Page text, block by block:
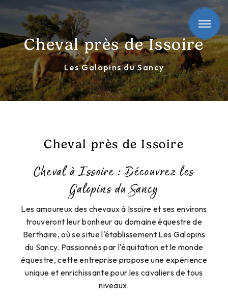
Cheval près de Issoire
Les Galopins du Sancy
Cheval près de Issoire
Cheval à Issoire : Découvrez les
Galopins du Sancy
Les amoureux des chevaux à Issoire et ses environs
trouveront leur bonheur au domaine équestre de
Berthaire, où se situe l'établissement Les Galopins
du Sancy. Passionnés par l'équitation et le monde
équestre, cette entreprise propose une expérience
unique et enrichissante pour les cavaliers de tous
niveaux.
Panneau de gestion des cookies